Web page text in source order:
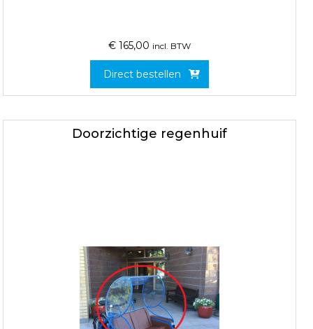
€ 165,00 incl. BTW
Direct bestellen
Doorzichtige regenhuif